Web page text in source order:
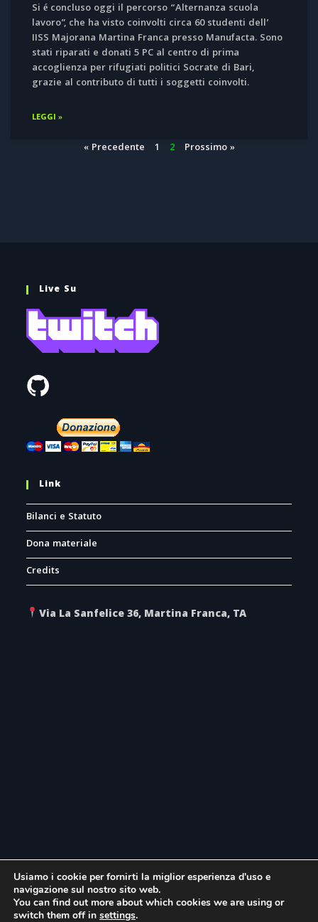
Si é concluso oggi il percorso “Alternanza scuola
lavoro”, che ha visto coinvolti circa 60 studenti dell’
IISS Majorana Martina Franca presso Manufacta. Sono
stati riparati e donati 5 ‪PC‬ al centro di prima
accoglienza per rifugiati politici ‪Socrate‬ di ‪Bari‬,
grazie al contributo di tutti i soggetti coinvolti.
LEGGI »
« Precedente 1 2 Prossimo »
Live Su
Link
Bilanci e Statuto
Dona materiale
Credits
Via La Sanfelice 36, Martina Franca, TA
Usiamo i cookie per fornirti la miglior esperienza d'uso e
navigazione sul nostro sito web.
You can find out more about which cookies we are using or
switch them off in settings.